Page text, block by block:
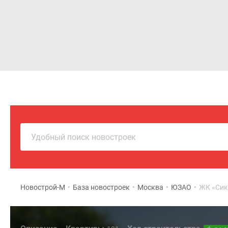
Удобный поиск новостроек
Новострой-М • База новостроек • Москва • ЮЗАО • ЖК